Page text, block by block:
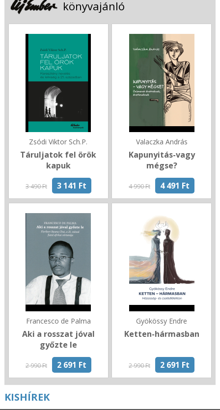
könyvajánló
Zsódi Viktor Sch.P.
Táruljatok fel örök
kapuk
3 490 Ft 3 141 Ft
Valaczka András
Kapunyitás-vagy
mégse?
4 990 Ft 4 491 Ft
Francesco de Palma
Aki a rosszat jóval
győzte le
2 990 Ft 2 691 Ft
Gyökössy Endre
Ketten-hármasban
2 990 Ft 2 691 Ft
KISHÍREK